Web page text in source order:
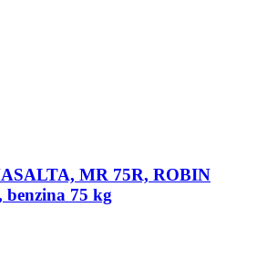
MR 75R, ROBIN
75 kg